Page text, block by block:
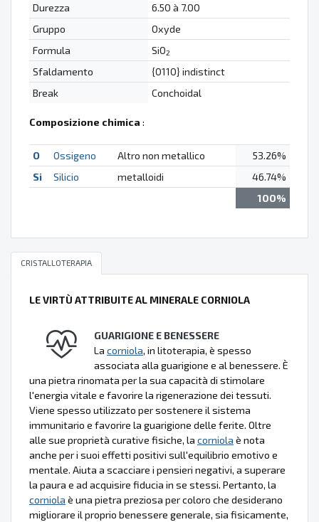
Durezza
6.50 à 7.00
Gruppo
Oxyde
Formula
SiO2
Sfaldamento
{0110} indistinct
Break
Conchoidal
Composizione chimica :
O Ossigeno Altro non metallico
53.26%
Si
Silicio metalloidi
46.74%
100%
CRISTALLOTERAPIA
LE VIRTÙ ATTRIBUITE AL MINERALE CORNIOLA
GUARIGIONE E BENESSERE
La corniola, in litoterapia, è spesso
associata alla guarigione e al benessere. È
una pietra rinomata per la sua capacità di stimolare
l'energia vitale e favorire la rigenerazione dei tessuti.
Viene spesso utilizzato per sostenere il sistema
immunitario e favorire la guarigione delle ferite. Oltre
alle sue proprietà curative fisiche, la corniola è nota
anche per i suoi effetti positivi sull'equilibrio emotivo e
mentale. Aiuta a scacciare i pensieri negativi, a superare
la paura e ad acquisire fiducia in se stessi. Pertanto, la
corniola è una pietra preziosa per coloro che desiderano
migliorare il proprio benessere generale, sia fisicamente,